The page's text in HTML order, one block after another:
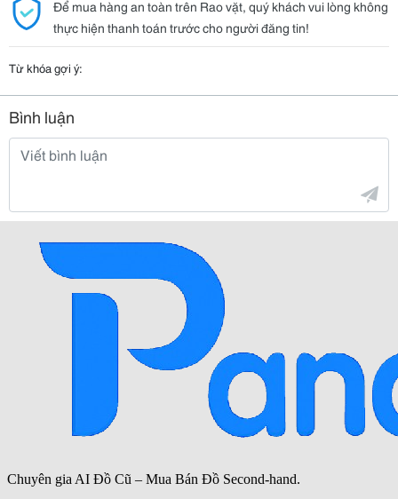
Để mua hàng an toàn trên Rao vặt, quý khách vui lòng không
thực hiện thanh toán trước cho người đăng tin!
Từ khóa gợi ý:
Bình luận